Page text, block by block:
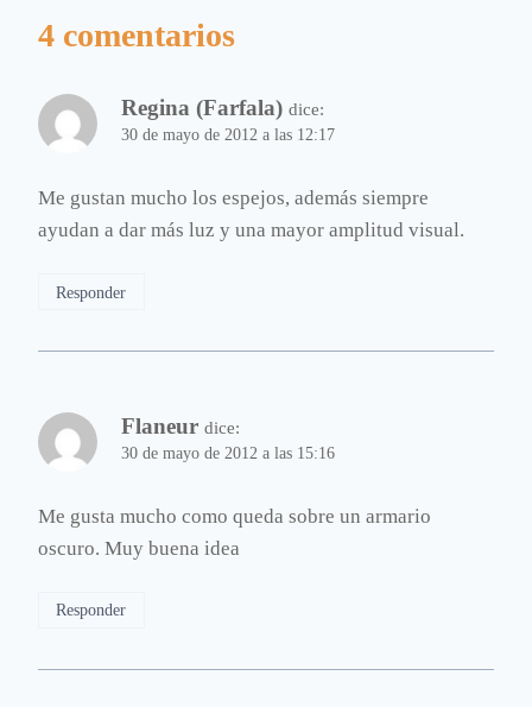
4 comentarios
Regina (Farfala) dice:
30 de mayo de 2012 a las 12:17
Me gustan mucho los espejos, además siempre
ayudan a dar más luz y una mayor amplitud visual.
Responder
Flaneur dice:
30 de mayo de 2012 a las 15:16
Me gusta mucho como queda sobre un armario
oscuro. Muy buena idea
Responder